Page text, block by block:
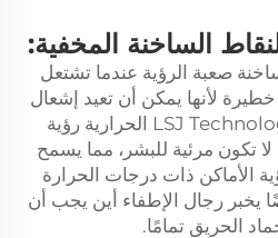
الساخنة المخفية:
صعبة الرؤية عندما تشتعل
خطيرة لأنها يمكن أن تعيد إشعال
النار. تستطيع كاميرات LSJ Technology الحرارية رؤية
تكون مرئية للبشر، مما يسمح
الأماكن ذات درجات الحرارة
يخبر رجال الإطفاء أين يجب أن
الحريق تمامًا.